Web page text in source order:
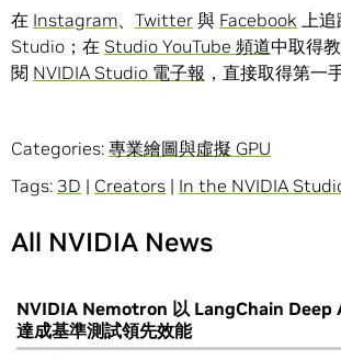
在 Instagram、 Twitter 與 Facebook 上追
Studio；在 Studio YouTube 頻道中取得
閱 NVIDIA Studio 電子報 ，直接取得第一
Categories: 專業繪圖與虛擬 GPU
Tags: 3D | Creators | In the NVIDIA
All NVIDIA News
NVIDIA Nemotron 以 LangChain Deep
達成基準測試領先效能